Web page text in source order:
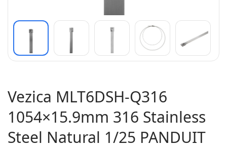
Vezica MLT6DSH-Q316
1054×15.9mm 316 Stainless
Steel Natural 1/25 PANDUIT